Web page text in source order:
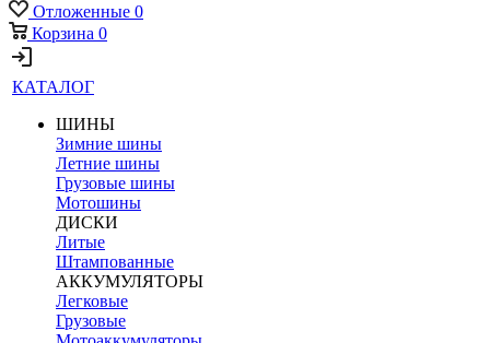
Отложенные 0
Корзина 0
КАТАЛОГ
ШИНЫ
Зимние шины
Летние шины
Грузовые шины
Мотошины
ДИСКИ
Литые
Штампованные
АККУМУЛЯТОРЫ
Легковые
Грузовые